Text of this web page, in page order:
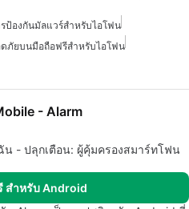
ป้องกันมัลแวร์สำหรับไอโฟน
ภัยบนมือถือฟรีสำหรับไอโฟน
- Alarm
- ปลุกเตือน: ผู้คุ้มครองสมาร์ทโฟน
สำหรับ Android